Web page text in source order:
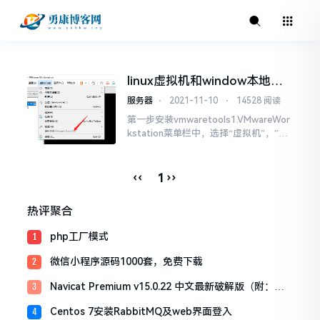
linux虚拟机和window本地共
享文件夹VMware挂载
服务器 ⋅ 2021-11-10 ⋅ 14528 阅读
第一步安装vmwaretools1.VMwareWor
kstation菜单栏中，选择“虚拟机”，”安
wareTools安装程序到/mnt/cdrom/。m
‹‹ 1 ››
热评聚合
1 php工厂模式
2 微信小程序源码1000套，免费下载
3
Navicat Premium v15.0.22 中文最新破解版（附：激
4 Centos 7安装RabbitMQ及web界面登入